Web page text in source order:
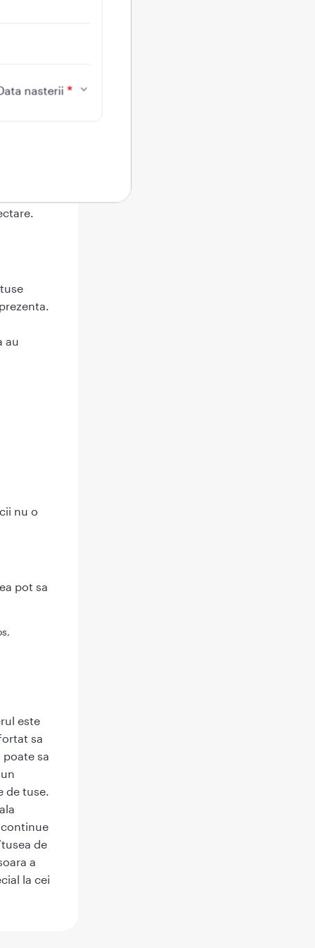
ca o
in
au
nu o
pot sa
este
sa
sa
de tuse.
continue
de
a
la cei
nasterii